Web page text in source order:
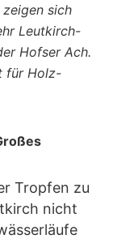
sich
Leutkirch-
Hofser Ach.
für Holz-
Tropfen zu
nicht